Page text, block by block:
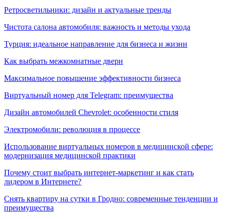
Ретросветильники: дизайн и актуальные тренды
Чистота салона автомобиля: важность и методы ухода
Турция: идеальное направление для бизнеса и жизни
Как выбрать межкомнатные двери
Максимальное повышение эффективности бизнеса
Виртуальный номер для Telegram: преимущества
Дизайн автомобилей Chevrolet: особенности стиля
Электромобили: революция в процессе
Использование виртуальных номеров в медицинской сфере:
модернизация медицинской практики
Почему стоит выбрать интернет-маркетинг и как стать
лидером в Интернете?
Снять квартиру на сутки в Гродно: современные тенденции и
преимущества